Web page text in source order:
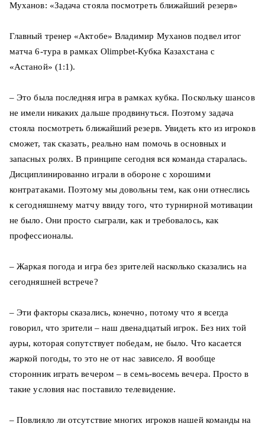
Муханов: «Задача стояла посмотреть ближайший резерв»
Главный тренер «Актобе» Владимир Муханов подвел итог
матча 6-тура в рамках Olimpbet-Кубка Казахстана с
«Астаной» (1:1).
– Это была последняя игра в рамках кубка. Поскольку шансов
не имели никаких дальше продвинуться. Поэтому задача
стояла посмотреть ближайший резерв. Увидеть кто из игроков
сможет, так сказать, реально нам помочь в основных и
запасных ролях. В принципе сегодня вся команда старалась.
Дисциплинированно играли в обороне с хорошими
контратаками. Поэтому мы довольны тем, как они отнеслись
к сегодняшнему матчу ввиду того, что турнирной мотивации
не было. Они просто сыграли, как и требовалось, как
профессионалы.
– Жаркая погода и игра без зрителей насколько сказались на
сегодняшней встрече?
– Эти факторы сказались, конечно, потому что я всегда
говорил, что зрители – наш двенадцатый игрок. Без них той
ауры, которая сопутствует победам, не было. Что касается
жаркой погоды, то это не от нас зависело. Я вообще
сторонник играть вечером – в семь-восемь вечера. Просто в
такие условия нас поставило телевидение.
– Повлияло ли отсутствие многих игроков нашей команды на